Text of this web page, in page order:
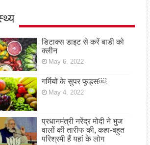
डिटाक्स डाइट से करें बाडी को
क्लीन
May 6, 2022
गर्मियों के सुपर फूड्स￼
May 4, 2022
प्रधानमंत्री नरेंद्र मोदी ने भुज
वालों की तारीफ की, कहा-बहुत
परिश्रमी हैं यहां के लोग